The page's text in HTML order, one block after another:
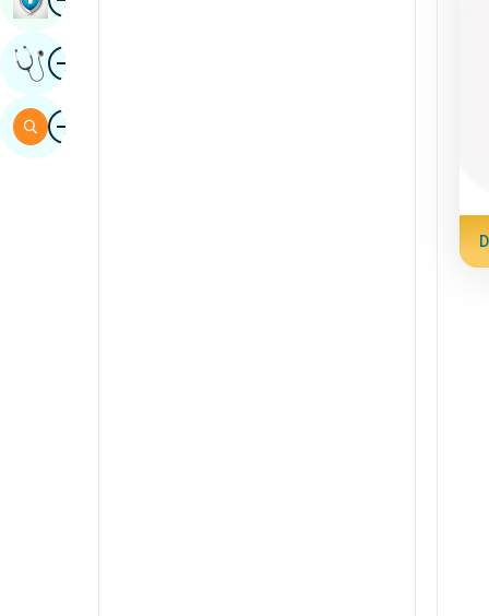
WêneRaya Pisporê Bistînin
WêneGerr